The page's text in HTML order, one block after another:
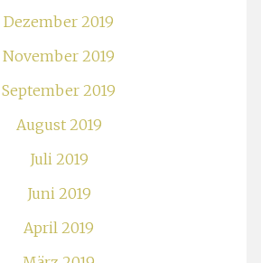
Dezember 2019
November 2019
September 2019
August 2019
Juli 2019
Juni 2019
April 2019